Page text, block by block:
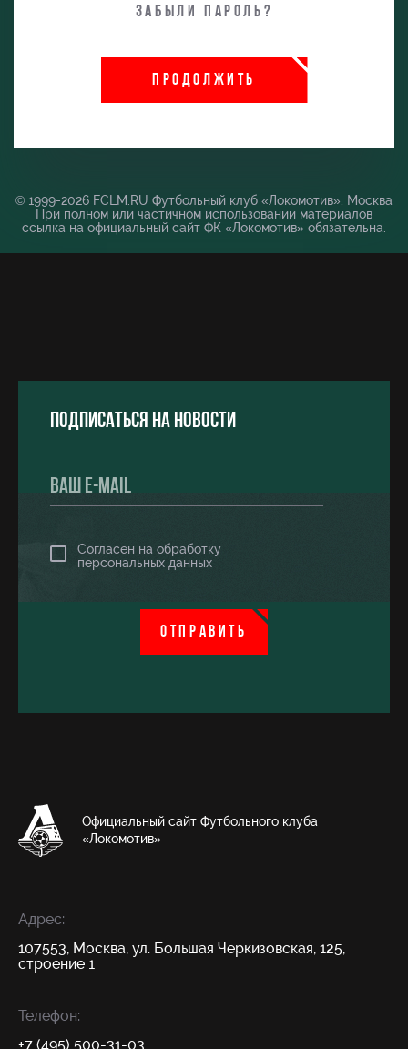
Забыли пароль?
ПРОДОЛЖИТЬ
© 1999-2026 FCLM.RU Футбольный клуб «Локомотив», Москва
При полном или частичном использовании материалов
ссылка на официальный сайт ФК «Локомотив» обязательна.
Подписаться на новости
Согласен на обработку
персональных данных
ОТПРАВИТЬ
Официальный сайт Футбольного клуба
«Локомотив»
Адрес:
107553, Москва, ул. Большая Черкизовская, 125,
строение 1
Телефон:
+7 (495) 500-31-03